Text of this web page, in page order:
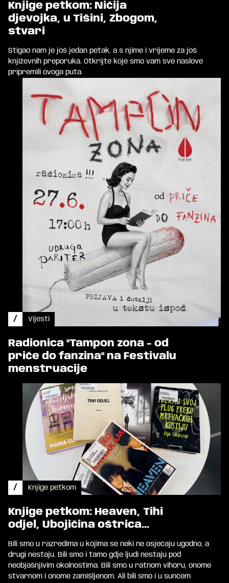
Knjige petkom: Ničija
djevojka, u Tišini, Zbogom,
stvari
Stigao nam je još jedan petak, a s njime i vrijeme za još
književnih preporuka. Otkrijte koje smo vam sve naslove
pripremili ovoga puta.
/ Vijesti
Radionica "Tampon zona - od
priče do fanzina" na Festivalu
menstruacije
/ Knjige petkom
Knjige petkom: Heaven, Tihi
odjel, Ubojičina oštrica...
Bili smo u razredima u kojima se neki ne osjećaju ugodno, a
drugi nestaju. Bili smo i tamo gdje ljudi nestaju pod
neobjašnjivim okolnostima. Bili smo u ratnom vihoru, onome
stvarnom i onome zamišljenom. Ali bili smo i u suncem